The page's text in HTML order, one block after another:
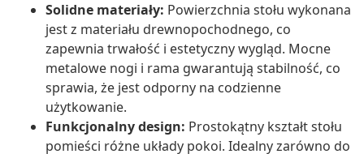
Solidne materiały: Powierzchnia stołu wykonana
jest z materiału drewnopochodnego, co
zapewnia trwałość i estetyczny wygląd. Mocne
metalowe nogi i rama gwarantują stabilność, co
sprawia, że jest odporny na codzienne
użytkowanie.
Funkcjonalny design: Prostokątny kształt stołu
pomieści różne układy pokoi. Idealny zarówno do